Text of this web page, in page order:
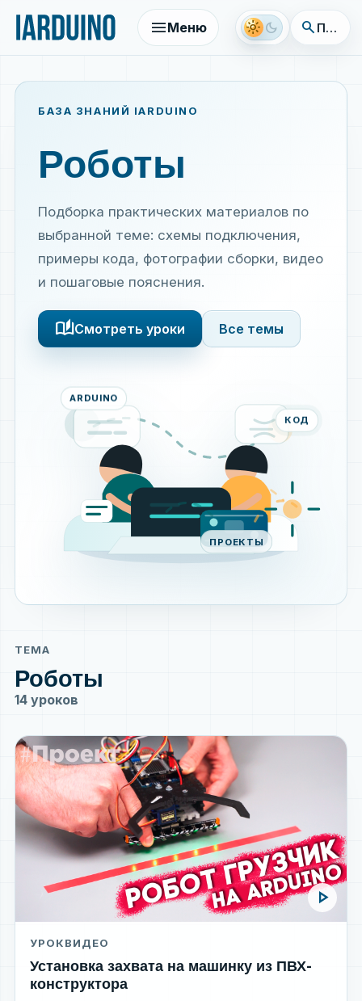
menuМеню light_mode dark_mode search Поиск
БАЗА ЗНАНИЙ IARDUINO
Роботы
Подборка практических материалов по
выбранной теме: схемы подключения,
примеры кода, фотографии сборки, видео
и пошаговые пояснения.
auto_storiesСмотреть уроки Все темы
ARDUINO
КОД
ПРОЕКТЫ
ТЕМА
Роботы
14 уроков
play_arrow
УРОКВИДЕО
Установка захвата на машинку из ПВХ-
конструктора